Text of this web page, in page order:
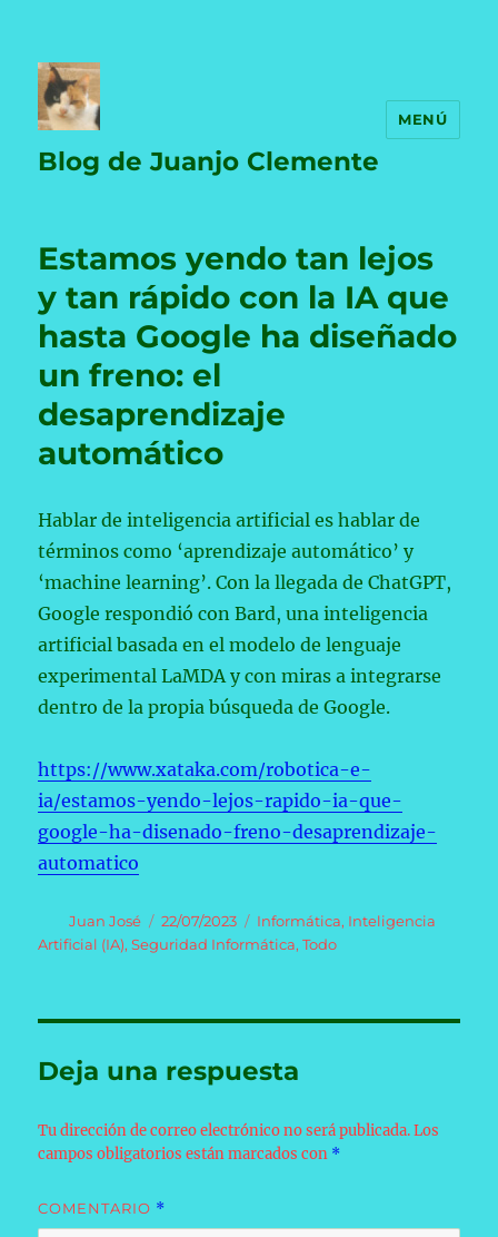
Blog de Juanjo Clemente
MENÚ
Estamos yendo tan lejos
y tan rápido con la IA que
hasta Google ha diseñado
un freno: el
desaprendizaje
automático
Hablar de inteligencia artificial es hablar de
términos como ‘aprendizaje automático’ y
‘machine learning’. Con la llegada de ChatGPT,
Google respondió con Bard, una inteligencia
artificial basada en el modelo de lenguaje
experimental LaMDA y con miras a integrarse
dentro de la propia búsqueda de Google.
https://www.xataka.com/robotica-e-
ia/estamos-yendo-lejos-rapido-ia-que-
google-ha-disenado-freno-desaprendizaje-
automatico
Autor
Juan José
Publicado
el
22/07/2023 Categorías
Informática, Inteligencia
Artificial (IA),Seguridad Informática,Todo
Deja una respuesta
Tu dirección de correo electrónico no será publicada. Los
campos obligatorios están marcados con *
COMENTARIO *